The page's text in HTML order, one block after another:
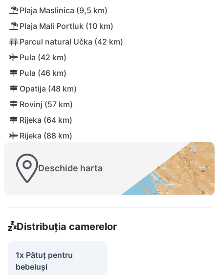
Plaja Maslinica (9,5 km)
Plaja Mali Portluk (10 km)
Parcul natural Učka (42 km)
Pula (42 km)
Pula (46 km)
Opatija (48 km)
Rovinj (57 km)
Rijeka (64 km)
Rijeka (88 km)
Deschide harta
Distribuția camerelor
1x Pătuț pentru
bebeluși